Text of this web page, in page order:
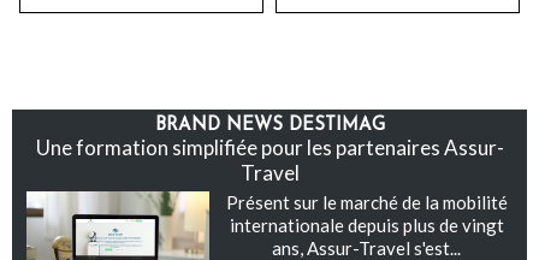
BRAND NEWS DESTIMAG
Une formation simplifiée pour les partenaires Assur-
Travel
Présent sur le marché de la mobilité
internationale depuis plus de vingt
ans, Assur-Travel s'est...